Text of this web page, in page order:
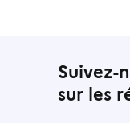
Suivez-
sur les